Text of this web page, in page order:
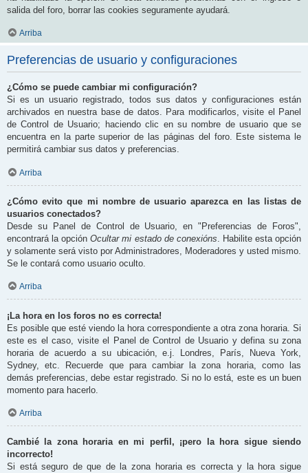
salida del foro, borrar las cookies seguramente ayudará.
Arriba
Preferencias de usuario y configuraciones
¿Cómo se puede cambiar mi configuración?
Si es un usuario registrado, todos sus datos y configuraciones están
archivados en nuestra base de datos. Para modificarlos, visite el Panel
de Control de Usuario; haciendo clic en su nombre de usuario que se
encuentra en la parte superior de las páginas del foro. Este sistema le
permitirá cambiar sus datos y preferencias.
Arriba
¿Cómo evito que mi nombre de usuario aparezca en las listas de
usuarios conectados?
Desde su Panel de Control de Usuario, en "Preferencias de Foros",
encontrará la opciónOcultar mi estado de conexións . Habilite esta opción
y solamente será visto por Administradores, Moderadores y usted mismo.
Se le contará como usuario oculto.
Arriba
¡La hora en los foros no es correcta!
Es posible que esté viendo la hora correspondiente a otra zona horaria. Si
este es el caso, visite el Panel de Control de Usuario y defina su zona
horaria de acuerdo a su ubicación, e.j. Londres, París, Nueva York,
Sydney, etc. Recuerde que para cambiar la zona horaria, como las
demás preferencias, debe estar registrado. Si no lo está, este es un buen
momento para hacerlo.
Arriba
Cambié la zona horaria en mi perfil, ¡pero la hora sigue siendo
incorrecto!
Si está seguro de que de la zona horaria es correcta y la hora sigue